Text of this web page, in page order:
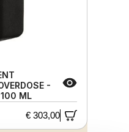
-
100 ML
€ 303,00